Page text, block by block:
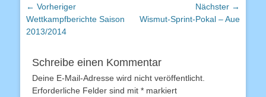
Beitragsnavigation
← Vorheriger
Vorheriger
Beitrag:
Wettkampfberichte Saison
2013/2014
Nächster →
Nächster
Wismut-Sprint-Pokal – Aue
Schreibe einen Kommentar
Deine E-Mail-Adresse wird nicht veröffentlicht.
Erforderliche Felder sind mit * markiert